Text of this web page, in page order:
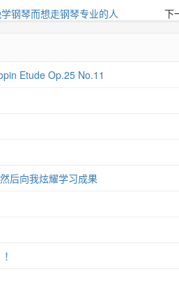
下
钢琴而想走钢琴专业的人
Etude Op.25 No.11
后向我炫耀学习成果